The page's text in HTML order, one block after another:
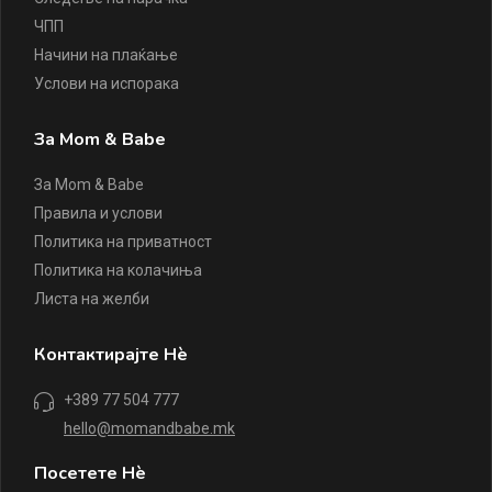
ЧПП
Начини на плаќање
Услови на испорака
За Mom & Babe
За Mom & Babe
Правила и услови
Политика на приватност
Политика на колачиња
Листа на желби
Контактирајте Нè
+389 77 504 777
hello@momandbabe.mk
Посетете Нè